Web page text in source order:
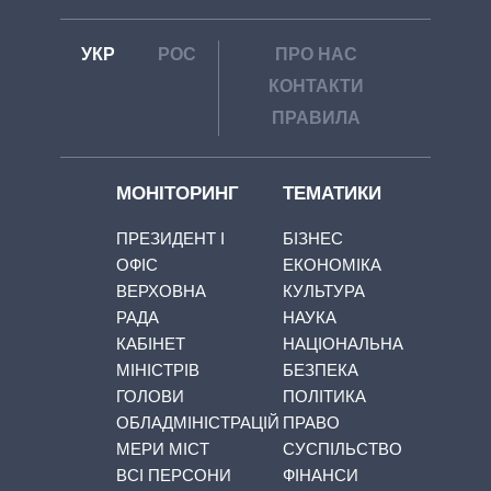
УКР РОС
ПРО НАС
КОНТАКТИ
ПРАВИЛА
МОНІТОРИНГ
ПРЕЗИДЕНТ І
ОФІС
ВЕРХОВНА
РАДА
КАБІНЕТ
МІНІСТРІВ
ГОЛОВИ
ОБЛАДМІНІСТРАЦІЙ
МЕРИ МІСТ
ВСІ ПЕРСОНИ
ТЕМАТИКИ
БІЗНЕС
ЕКОНОМІКА
КУЛЬТУРА
НАУКА
НАЦІОНАЛЬНА
БЕЗПЕКА
ПОЛІТИКА
ПРАВО
СУСПІЛЬСТВО
ФІНАНСИ